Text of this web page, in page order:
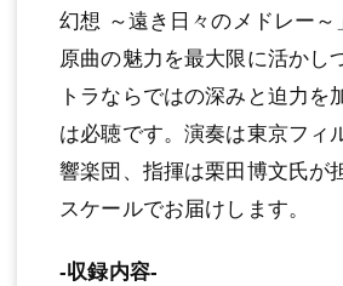
幻想 ～遠き日々のメドレー～
原曲の魅力を最大限に活かし
トラならではの深みと迫力を
は必聴です。演奏は東京フィ
響楽団、指揮は栗田博文氏が
スケールでお届けします。
-収録内容-